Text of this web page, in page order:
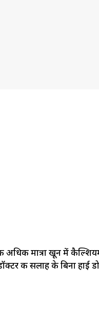
अधिक मात्रा खून में
की सलाह के बिना हाई